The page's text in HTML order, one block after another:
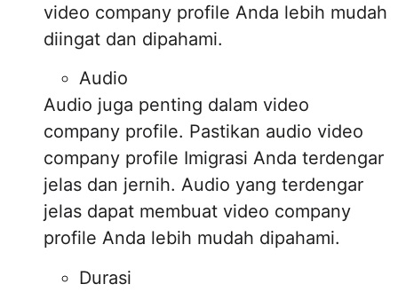
video company profile Anda lebih mudah
diingat dan dipahami.
Audio
Audio juga penting dalam video
company profile. Pastikan audio video
company profile Imigrasi Anda terdengar
jelas dan jernih. Audio yang terdengar
jelas dapat membuat video company
profile Anda lebih mudah dipahami.
Durasi